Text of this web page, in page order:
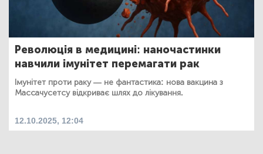
Революція в медицині: наночастинки
навчили імунітет перемагати рак
Імунітет проти раку — не фантастика: нова вакцина з
Массачусетсу відкриває шлях до лікування.
12.10.2025, 12:04